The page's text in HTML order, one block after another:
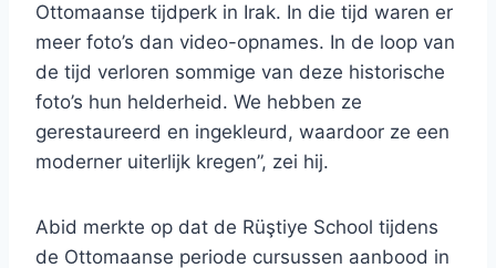
Ottomaanse tijdperk in Irak. In die tijd waren er
meer foto’s dan video-opnames. In de loop van
de tijd verloren sommige van deze historische
foto’s hun helderheid. We hebben ze
gerestaureerd en ingekleurd, waardoor ze een
moderner uiterlijk kregen”, zei hij.
Abid merkte op dat de Rüştiye School tijdens
de Ottomaanse periode cursussen aanbood in